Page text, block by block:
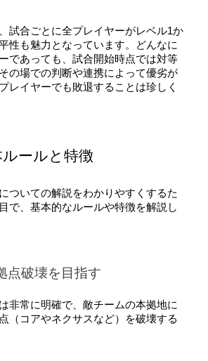
試合ごとに全プレイヤーがレベル1か
性も魅力となっています。どんなに
であっても、試合開始時点では対等
の場での判断や連携によって優劣が
レイヤーでも敗退することは珍しく
ールと特徴
ついての解説をわかりやすくするた
で、基本的なルールや特徴を解説し
点破壊を目指す
非常に明確で、敵チームの本拠地に
（コアやネクサスなど）を破壊する